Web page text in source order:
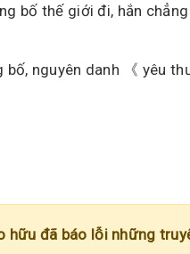
bố thế giới đi, hắn
bố, nguyên danh 《 yêu
hữu đã báo lỗi những